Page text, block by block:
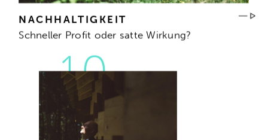
NACHHALTIGKEIT
Schneller Profit oder satte Wirkung?